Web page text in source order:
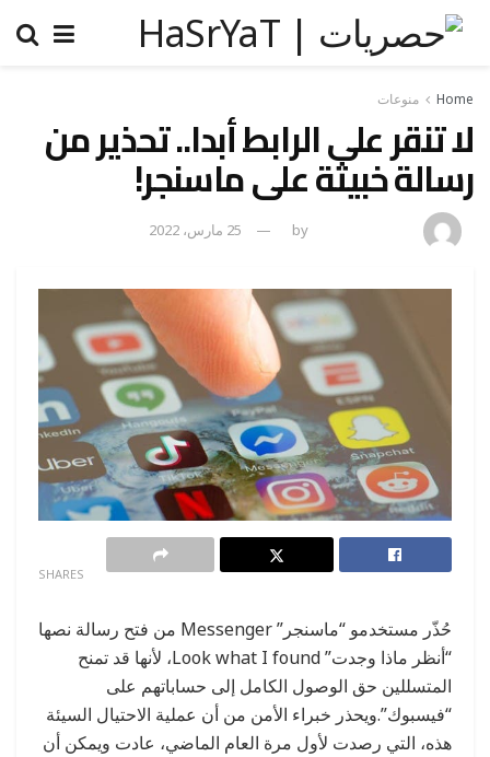
Home منوعات
لا تنقر على الرابط أبدا.. تحذير من
رسالة خبيثة على ماسنجر!
by 25 مارس، 2022
SHARES
حُذّر مستخدمو “ماسنجر” Messenger من فتح رسالة نصها
“أنظر ماذا وجدت” Look what I found، لأنها قد تمنح
المتسللين حق الوصول الكامل إلى حساباتهم على
“فيسبوك”.ويحذر خبراء الأمن من أن عملية الاحتيال السيئة
هذه، التي رصدت لأول مرة العام الماضي، عادت ويمكن أن